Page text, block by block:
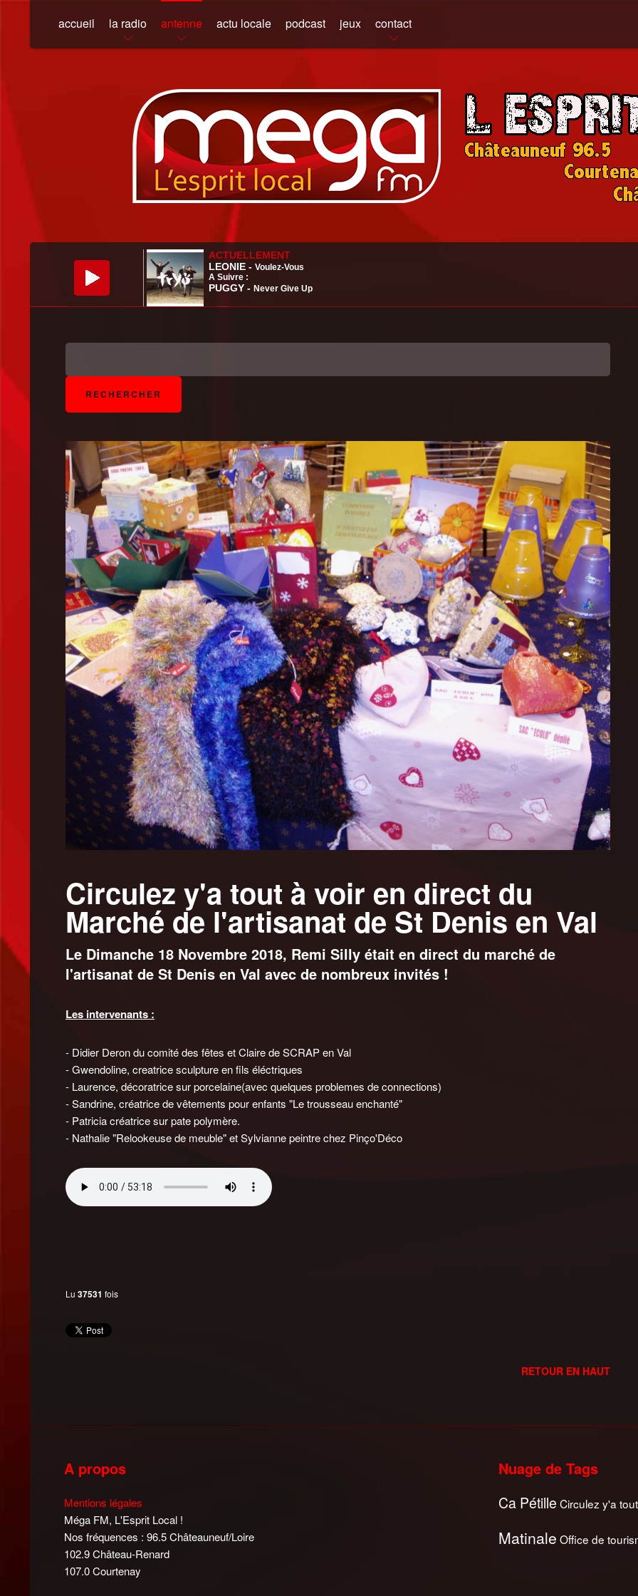
accueil la radio antenne actu locale podcast jeux contact
Circulez y'a tout à voir en direct du
Marché de l'artisanat de St Denis en Val
Le Dimanche 18 Novembre 2018, Remi Silly était en direct du marché de
l'artisanat de St Denis en Val avec de nombreux invités !
Les intervenants :
- Didier Deron du comité des fêtes et Claire de SCRAP en Val
- Gwendoline, creatrice sculpture en fils éléctriques
- Laurence, décoratrice sur porcelaine(avec quelques problemes de connections)
- Sandrine, créatrice de vêtements pour enfants "Le trousseau enchanté"
- Patricia créatrice sur pate polymère.
- Nathalie "Relookeuse de meuble" et Sylvianne peintre chez Pinço'Déco
Lu 37531 fois
RETOUR EN HAUT
A propos
Mentions légales
Méga FM, L'Esprit Local !
Nos fréquences : 96.5 Châteauneuf/Loire
102.9 Château-Renard
107.0 Courtenay
Nuage de Tags
Ca Pétille Circulez y'a
Matinale Office de